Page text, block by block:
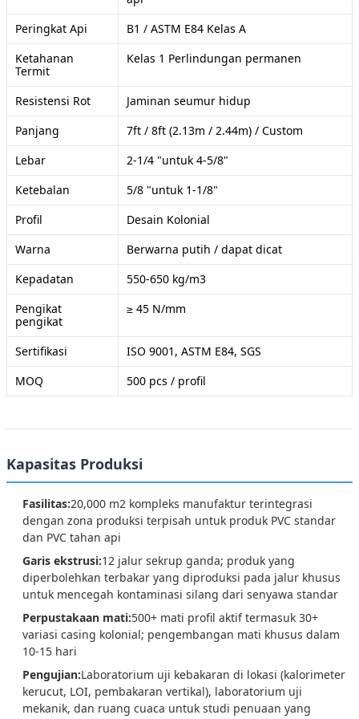
Peringkat Api
B1 / ASTM E84 Kelas A
Ketahanan
Termit
Kelas 1 Perlindungan permanen
Resistensi Rot
Jaminan seumur hidup
Panjang
7ft / 8ft (2.13m / 2.44m) / Custom
Lebar
2-1/4 "untuk 4-5/8"
Ketebalan
5/8 "untuk 1-1/8"
Profil
Desain Kolonial
Warna
Berwarna putih / dapat dicat
Kepadatan
550-650 kg/m3
Pengikat
pengikat
≥ 45 N/mm
Sertifikasi
ISO 9001, ASTM E84, SGS
MOQ
500 pcs / profil
Kapasitas Produksi
Fasilitas:20,000 m2 kompleks manufaktur terintegrasi
dengan zona produksi terpisah untuk produk PVC standar
dan PVC tahan api
Garis ekstrusi:12 jalur sekrup ganda; produk yang
diperbolehkan terbakar yang diproduksi pada jalur khusus
untuk mencegah kontaminasi silang dari senyawa standar
Perpustakaan mati:500+ mati profil aktif termasuk 30+
variasi casing kolonial; pengembangan mati khusus dalam
10-15 hari
Pengujian:Laboratorium uji kebakaran di lokasi (kalorimeter
kerucut, LOI, pembakaran vertikal), laboratorium uji
mekanik, dan ruang cuaca untuk studi penuaan yang